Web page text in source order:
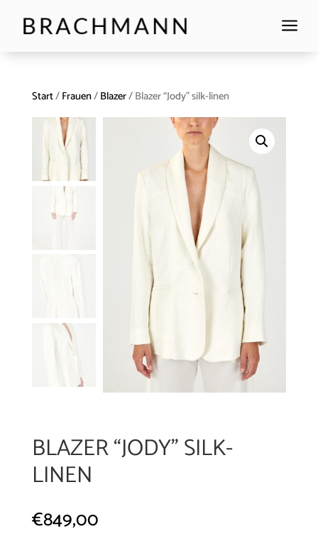
a
Start/Frauen/Blazer/ Blazer “Jody” silk-linen
BLAZER “JODY” SILK-
LINEN
€849,00